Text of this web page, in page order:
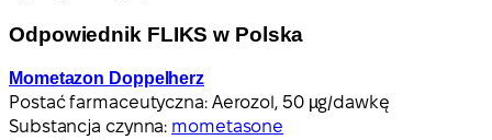
Odpowiednik FLIKS w Polska
Mometazon Doppelherz
Postać farmaceutyczna: Aerozol, 50 µg/dawkę
Substancja czynna: mometasone